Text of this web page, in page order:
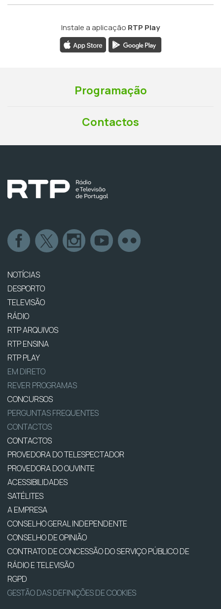
Instale a aplicação RTP Play
Programação
Contactos
NOTÍCIAS
DESPORTO
TELEVISÃO
RÁDIO
RTP ARQUIVOS
RTP ENSINA
RTP PLAY
EM DIRETO
REVER PROGRAMAS
CONCURSOS
PERGUNTAS FREQUENTES
CONTACTOS
CONTACTOS
PROVEDORA DO TELESPECTADOR
PROVEDORA DO OUVINTE
ACESSIBILIDADES
SATÉLITES
A EMPRESA
CONSELHO GERAL INDEPENDENTE
CONSELHO DE OPINIÃO
CONTRATO DE CONCESSÃO DO SERVIÇO PÚBLICO DE
RÁDIO E TELEVISÃO
RGPD
GESTÃO DAS DEFINIÇÕES DE COOKIES